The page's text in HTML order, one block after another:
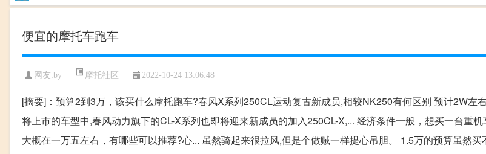
便宜的摩托车跑车
网友:by 摩托社区 2022-10-24 13:06:48
[摘要]：预算2到3万，该买什么摩托跑车?春风X系列250CL运动复古新成员,相较NK250有何区别 预计2W左
将上市的车型中,春风动力旗下的CL-X系列也即将迎来新成员的加入250CL-X,... 经济条件一般，想买一台重
大概在一万五左右，有哪些可以推荐?心... 虽然骑起来很拉风,但是个做贼一样提心吊胆。 1.5万的预算虽然